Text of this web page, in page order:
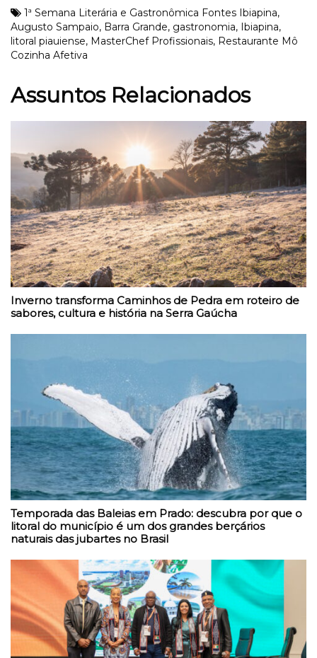
1ª Semana Literária e Gastronômica Fontes Ibiapina,
Augusto Sampaio, Barra Grande, gastronomia, Ibiapina,
litoral piauiense, MasterChef Profissionais, Restaurante Mô
Cozinha Afetiva
Assuntos Relacionados
Inverno transforma Caminhos de Pedra em roteiro de
sabores, cultura e história na Serra Gaúcha
Temporada das Baleias em Prado: descubra por que o
litoral do município é um dos grandes berçários
naturais das jubartes no Brasil